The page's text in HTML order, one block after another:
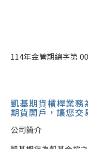
114年金管期總字第
凱基期貨槓桿業務
期貨開戶，讓您交
公司簡介